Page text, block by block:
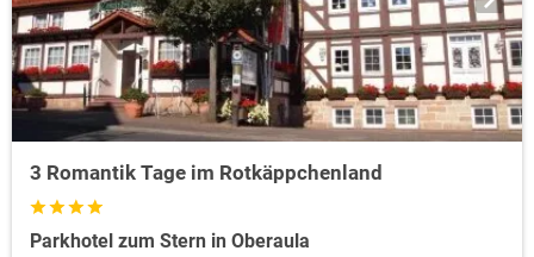
3 Romantik Tage im Rotkäppchenland
Parkhotel zum Stern in Oberaula